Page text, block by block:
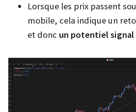
Lorsque les prix passent
mobile, cela indique un
et donc un potentiel